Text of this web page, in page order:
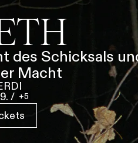
& Preise
des Schicksals
Macht
/ 5